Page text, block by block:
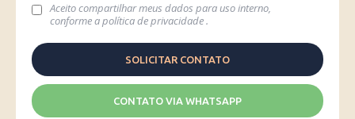
Aceito compartilhar meus dados para uso interno,
conforme apolítica de privacidade.
CONTATO VIA WHATSAPP